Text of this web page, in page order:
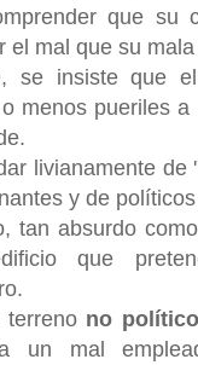
que su
el mal que su
se insiste que
menos pueriles
livianamente de
y de
tan absurdo
que
no
a un mal